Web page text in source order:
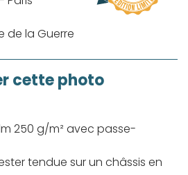
de la Guerre
cette photo
250 g/m² avec passe-
tendue sur un châssis en